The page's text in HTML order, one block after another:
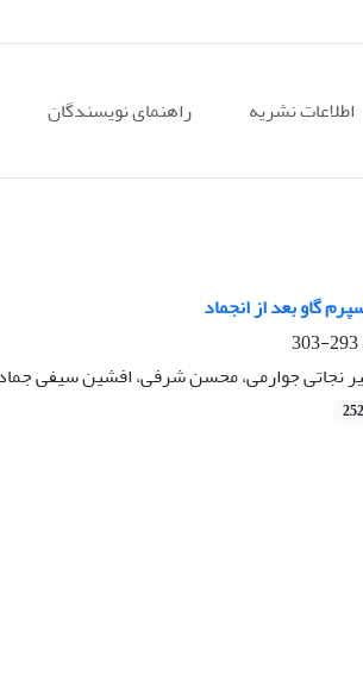
اطلاعات نشریه راهنمای نویسندگان
گاو بعد از انجماد
293-303
نجاتی جوارمی، محسن شرفی، افشین سیفی